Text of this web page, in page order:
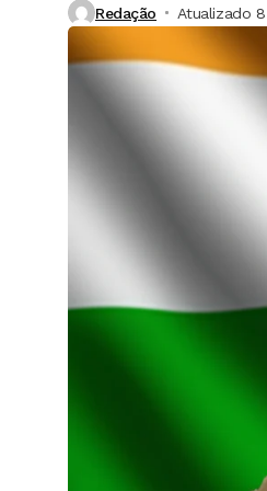
Redação Atualizado 8